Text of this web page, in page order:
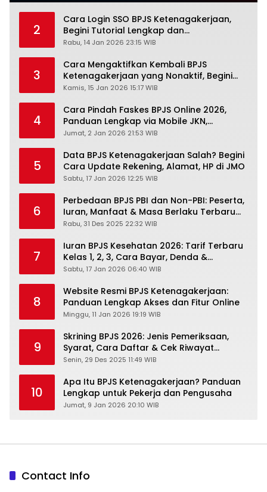
2
Cara Login SSO BPJS Ketenagakerjaan,
Begini Tutorial Lengkap dan
Pengertiannya
Rabu, 14 Jan 2026 23:15 WIB
3
Cara Mengaktifkan Kembali BPJS
Ketenagakerjaan yang Nonaktif, Begini
Panduan Lengkapnya
Kamis, 15 Jan 2026 15:17 WIB
4
Cara Pindah Faskes BPJS Online 2026,
Panduan Lengkap via Mobile JKN,
PANDAWA & Offiline Kantor Cabang
Jumat, 2 Jan 2026 21:53 WIB
5
Data BPJS Ketenagakerjaan Salah? Begini
Cara Update Rekening, Alamat, HP di JMO
Sabtu, 17 Jan 2026 12:25 WIB
6
Perbedaan BPJS PBI dan Non-PBI: Peserta,
Iuran, Manfaat & Masa Berlaku Terbaru
2026
Rabu, 31 Des 2025 22:32 WIB
7
Iuran BPJS Kesehatan 2026: Tarif Terbaru
Kelas 1, 2, 3, Cara Bayar, Denda &
Panduan Lengkap Peserta JKN-KIS
Sabtu, 17 Jan 2026 06:40 WIB
8
Website Resmi BPJS Ketenagakerjaan:
Panduan Lengkap Akses dan Fitur Online
Minggu, 11 Jan 2026 19:19 WIB
9
Skrining BPJS 2026: Jenis Pemeriksaan,
Syarat, Cara Daftar & Cek Riwayat
Kesehatan Gratis
Senin, 29 Des 2025 11:49 WIB
10
Apa Itu BPJS Ketenagakerjaan? Panduan
Lengkap untuk Pekerja dan Pengusaha
Jumat, 9 Jan 2026 20:10 WIB
Contact Info